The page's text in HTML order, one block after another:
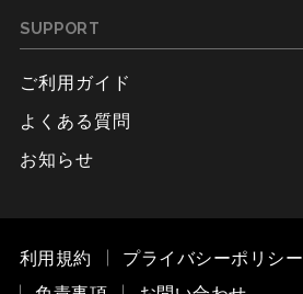
SUPPORT
ご利用ガイド
よくある質問
お知らせ
利用規約
プライバシーポリシー